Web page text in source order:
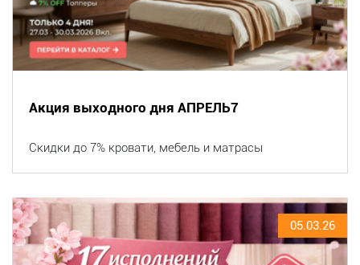
Акция выходного дня АПРЕЛЬ7
Скидки до 7% кровати, мебель и матрасы
05.03.26